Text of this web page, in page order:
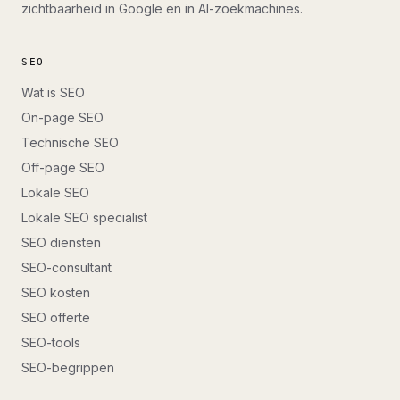
zichtbaarheid in Google en in AI-zoekmachines.
SEO
Wat is SEO
On-page SEO
Technische SEO
Off-page SEO
Lokale SEO
Lokale SEO specialist
SEO diensten
SEO-consultant
SEO kosten
SEO offerte
SEO-tools
SEO-begrippen